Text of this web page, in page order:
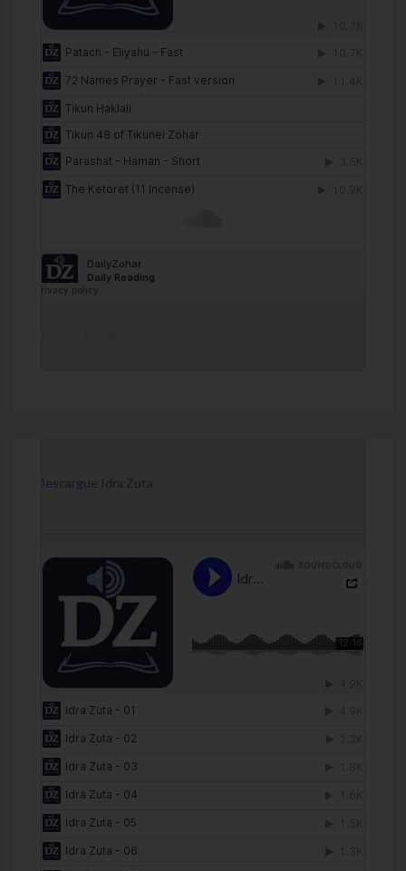
[Descargue Idra Zuta